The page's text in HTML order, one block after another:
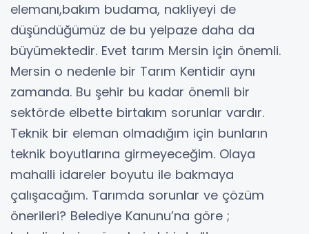
elemanı,bakım budama, nakliyeyi de
düşündüğümüz de bu yelpaze daha da
büyümektedir. Evet tarım Mersin için önemli.
Mersin o nedenle bir Tarım Kentidir aynı
zamanda. Bu şehir bu kadar önemli bir
sektörde elbette birtakım sorunlar vardır.
Teknik bir eleman olmadığım için bunların
teknik boyutlarına girmeyeceğim. Olaya
mahalli idareler boyutu ile bakmaya
çalışacağım. Tarımda sorunlar ve çözüm
önerileri? Belediye Kanunu’na göre ;